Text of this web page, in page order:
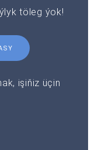
töleg ýok!
işiňiz üçin